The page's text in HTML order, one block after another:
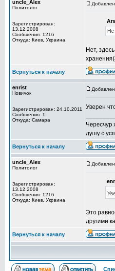
uncle_Alex
Политолог
Зарегистрирован:
13.12.2008
Сообщения: 1216
Откуда: Киев, Украина
Не
Нет,
Вернуться к началу
enrist
Новичок
Зарегистрирован: 24.10.2011
Сообщения: 1
Откуда: Самара
Уверен
Чересчур
душу с
Вернуться к началу
uncle_Alex
Политолог
Зарегистрирован:
13.12.2008
Сообщения: 1216
Откуда: Киев, Украина
Это
другими
Вернуться к началу